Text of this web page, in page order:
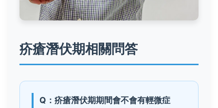
疥瘡潛伏期相關問答
Q：疥瘡潛伏期期間會不會有輕微症